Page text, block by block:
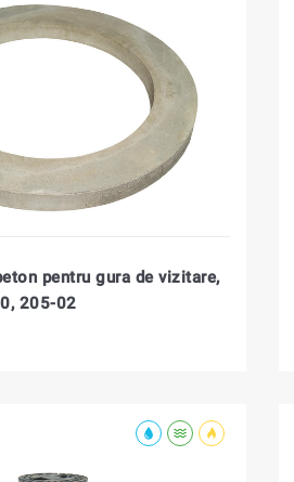
pentru gura de vizitare,
205-02